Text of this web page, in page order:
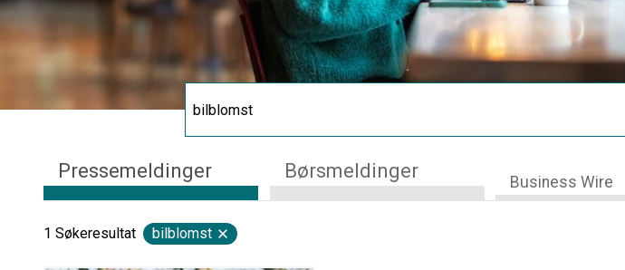
Pressemeldinger Børsmeldinger Business Wire
1 Søkeresultat bilblomst